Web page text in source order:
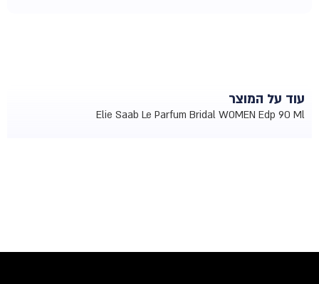
עוד על המוצר
Elie Saab Le Parfum Bridal WOMEN Edp 90 Ml